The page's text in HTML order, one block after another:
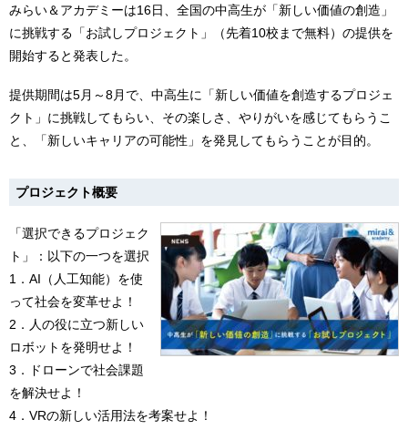
みらい＆アカデミーは16日、全国の中高生が「新しい価値の創造」
に挑戦する「お試しプロジェクト」（先着10校まで無料）の提供を
開始すると発表した。
提供期間は5月～8月で、中高生に「新しい価値を創造するプロジェ
クト」に挑戦してもらい、その楽しさ、やりがいを感じてもらうこ
と、「新しいキャリアの可能性」を発見してもらうことが目的。
プロジェクト概要
「選択できるプロジェク
ト」：以下の一つを選択
1．AI（人工知能）を使
って社会を変革せよ！
2．人の役に立つ新しい
ロボットを発明せよ！
3．ドローンで社会課題
を解決せよ！
4．VRの新しい活用法を考案せよ！